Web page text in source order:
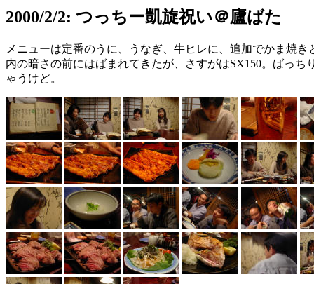
2000/2/2: つっちー凱旋祝い＠廬ばた
メニューは定番のうに、うなぎ、牛ヒレに、追加でかま焼
内の暗さの前にはばまれてきたが、さすがはSX150。ばっ
ゃうけど。